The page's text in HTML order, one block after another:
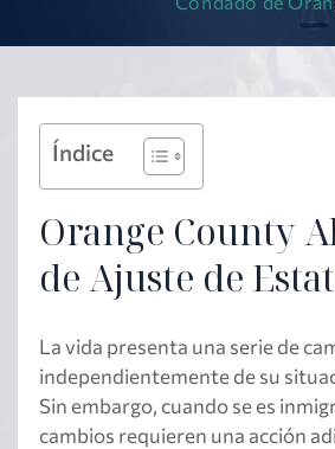
Índice
Orange County
de Ajuste de
La vida presenta una serie de
independientemente de su
Sin embargo, cuando se es
cambios requieren una acción